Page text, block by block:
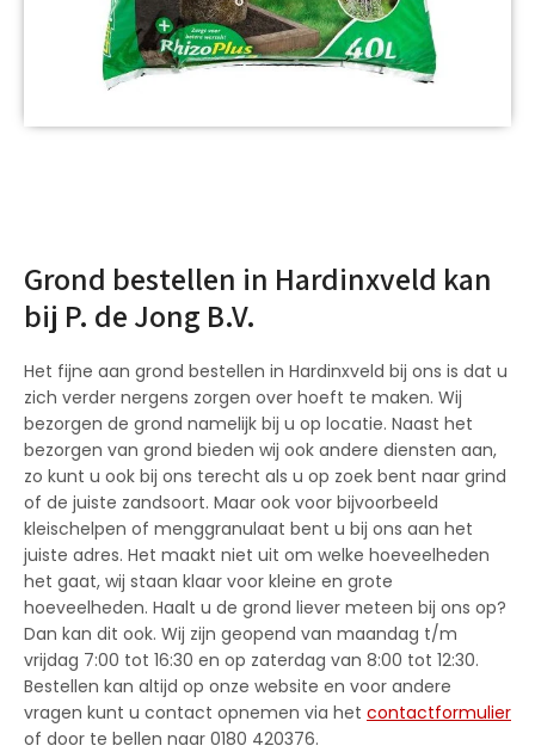
Grond bestellen in Hardinxveld kan
bij P. de Jong B.V.
Het fijne aan grond bestellen in Hardinxveld bij ons is dat u
zich verder nergens zorgen over hoeft te maken. Wij
bezorgen de grond namelijk bij u op locatie. Naast het
bezorgen van grond bieden wij ook andere diensten aan,
zo kunt u ook bij ons terecht als u op zoek bent naar grind
of de juiste zandsoort. Maar ook voor bijvoorbeeld
kleischelpen of menggranulaat bent u bij ons aan het
juiste adres. Het maakt niet uit om welke hoeveelheden
het gaat, wij staan klaar voor kleine en grote
hoeveelheden. Haalt u de grond liever meteen bij ons op?
Dan kan dit ook. Wij zijn geopend van maandag t/m
vrijdag 7:00 tot 16:30 en op zaterdag van 8:00 tot 12:30.
Bestellen kan altijd op onze website en voor andere
vragen kunt u contact opnemen via het contactformulier
of door te bellen naar 0180 420376.